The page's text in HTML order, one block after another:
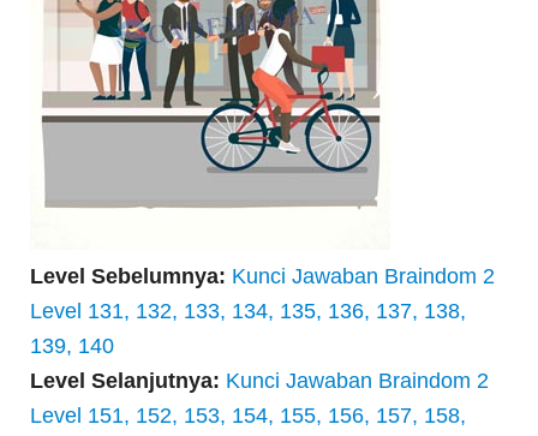
Level Sebelumnya: Kunci Jawaban Braindom 2
Level 131, 132, 133, 134, 135, 136, 137, 138,
139, 140
Level Selanjutnya: Kunci Jawaban Braindom 2
Level 151, 152, 153, 154, 155, 156, 157, 158,